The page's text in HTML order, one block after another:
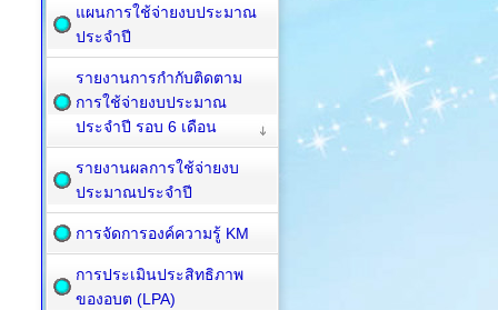
แผนการใช้จ่ายงบประมาณ
ประจำปี
รายงานการกำกับติดตาม
การใช้จ่ายงบประมาณ
ประจำปี รอบ 6 เดือน
รายงานผลการใช้จ่ายงบ
ประมาณประจำปี
การจัดการองค์ความรู้ KM
การประเมินประสิทธิภาพ
ของอบต (LPA)